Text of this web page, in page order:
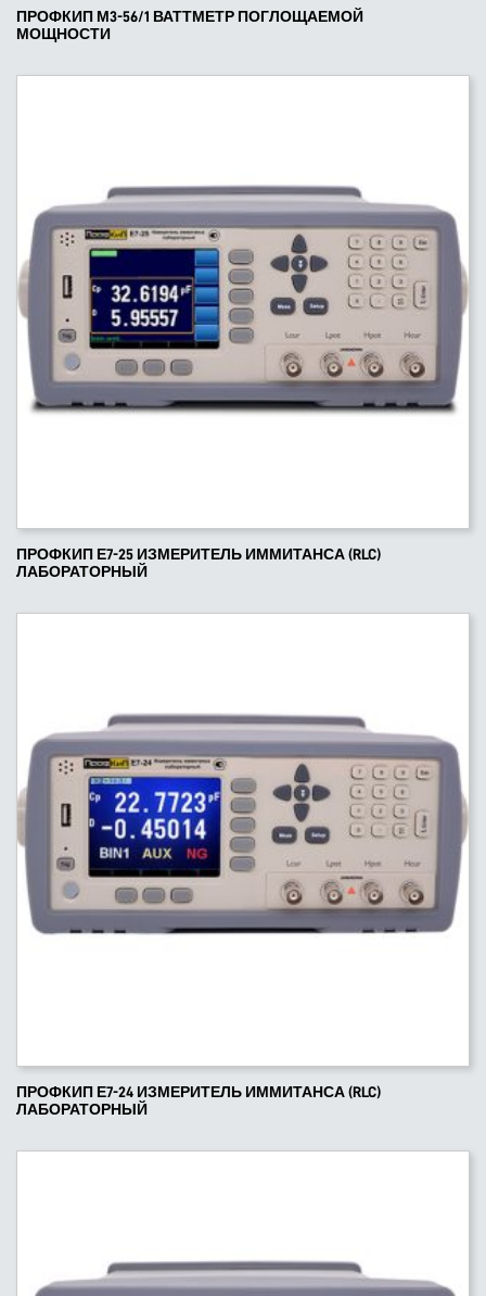
ПРОФКИП М3-56/1 ВАТТМЕТР ПОГЛОЩАЕМОЙ
МОЩНОСТИ
ПРОФКИП Е7-25 ИЗМЕРИТЕЛЬ ИММИТАНСА (RLC)
ЛАБОРАТОРНЫЙ
ПРОФКИП Е7-24 ИЗМЕРИТЕЛЬ ИММИТАНСА (RLC)
ЛАБОРАТОРНЫЙ